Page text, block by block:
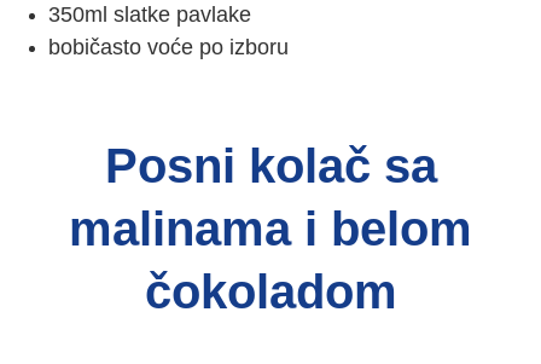
350ml slatke pavlake
bobičasto voće po izboru
Posni kolač sa
malinama i belom
čokoladom